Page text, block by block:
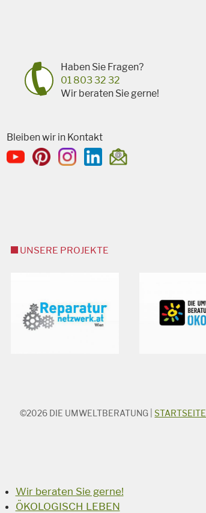
Haben Sie Fragen?
01 803 32 32
Wir beraten Sie gerne!
Bleiben wir in Kontakt
UNSERE PROJEKTE
STICHWORTSUCHE
©2026 DIE UMWELTBERATUNG |STARTSEITE
Wir beraten Sie gerne!
ÖKOLOGISCH LEBEN